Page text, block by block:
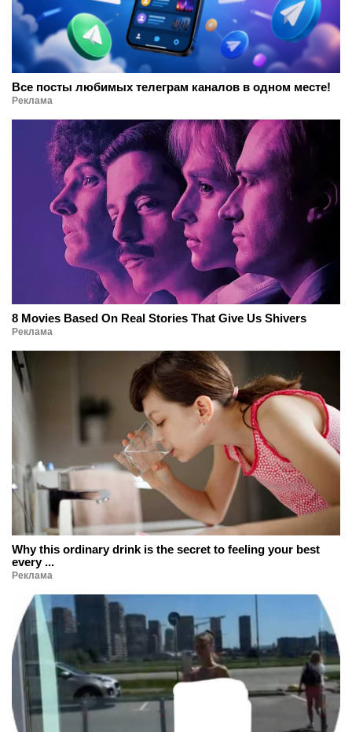
Все посты любимых телеграм каналов в одном месте!
Реклама
8 Movies Based On Real Stories That Give Us Shivers
Реклама
Why this ordinary drink is the secret to feeling your best
every ...
Реклама